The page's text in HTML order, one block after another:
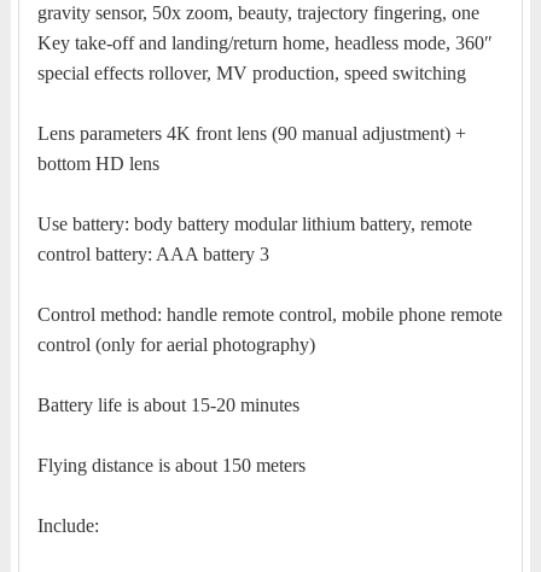
gravity sensor, 50x zoom, beauty, trajectory fingering, one
Key take-off and landing/return home, headless mode, 360″
special effects rollover, MV production, speed switching
Lens parameters 4K front lens (90 manual adjustment) +
bottom HD lens
Use battery: body battery modular lithium battery, remote
control battery: AAA battery 3
Control method: handle remote control, mobile phone remote
control (only for aerial photography)
Battery life is about 15-20 minutes
Flying distance is about 150 meters
Include: